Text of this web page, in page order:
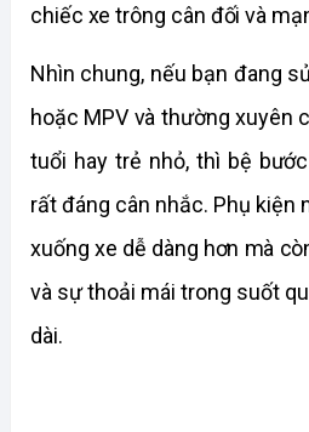
chiếc xe trông cân đối và
Nhìn chung, nếu bạn đang
hoặc MPV và thường xuyên
tuổi hay trẻ nhỏ, thì bệ
rất đáng cân nhắc. Phụ kiện
xuống xe dễ dàng hơn mà
và sự thoải mái trong suốt
dài.